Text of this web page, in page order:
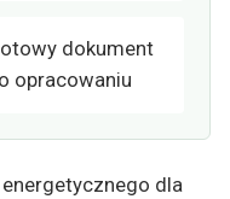
dokument
opracowaniu
dla